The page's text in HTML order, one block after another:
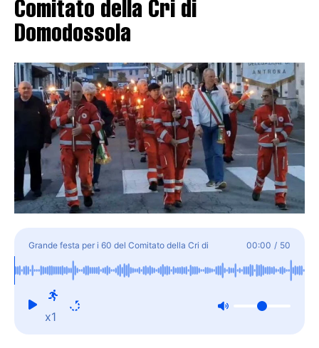
Comitato della Cri di
Domodossola
Grande festa per i 60 del Comitato della Cri di
Domodossola
00:00 / 50
x1